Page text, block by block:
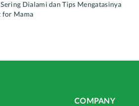
Dialami dan Tips Mengatasinya
for Mama
COMPANY